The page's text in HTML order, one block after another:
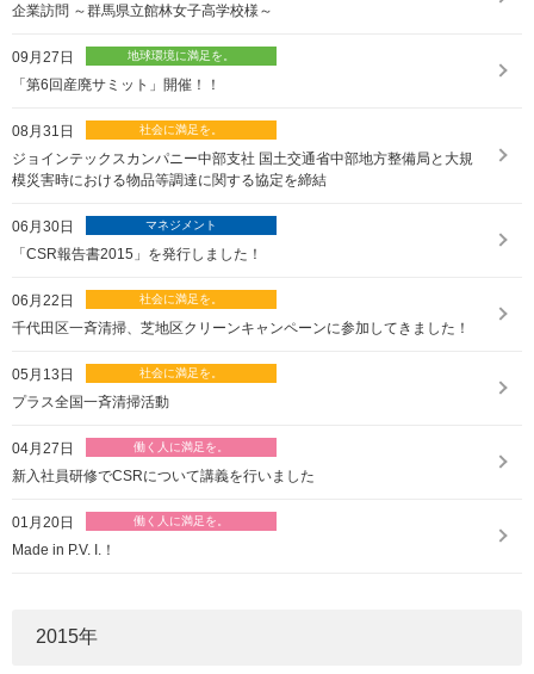
企業訪問 ～群馬県立館林女子高学校様～
09月27日
「第6回産廃サミット」開催！！
08月31日
ジョインテックスカンパニー中部支社 国土交通省中部地方整備局と大規
模災害時における物品等調達に関する協定を締結
06月30日
「CSR報告書2015」を発行しました！
06月22日
千代田区一斉清掃、芝地区クリーンキャンペーンに参加してきました！
05月13日
プラス全国一斉清掃活動
04月27日
新入社員研修でCSRについて講義を行いました
01月20日
Made in P.V. I.！
2015年